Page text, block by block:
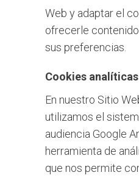
Web y adaptar el
ofrecerle
sus preferencias.
Cookies
En nuestro Sitio
utilizamos el
audiencia Google
herramienta de
que nos permite